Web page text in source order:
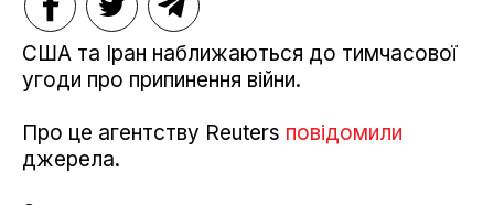
США та Іран наближаються до тимчасової
угоди про припинення війни.
Про це агентству Reuters повідомили
джерела.